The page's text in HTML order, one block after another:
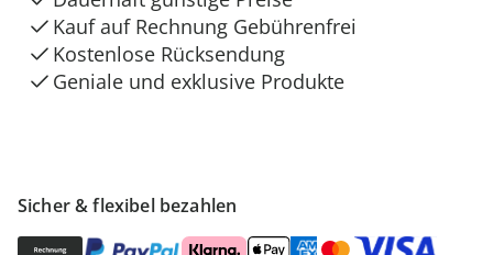
Sicher & flexibel bezahlen
Kauf auf Rechnung Gebührenfrei
Kostenlose Rücksendung
Geniale und exklusive Produkte